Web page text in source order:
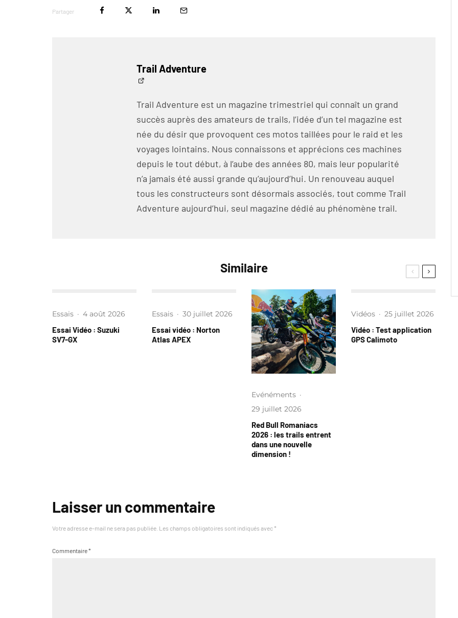
Partager
Trail Adventure
Trail Adventure est un magazine trimestriel qui connaît un grand
succès auprès des amateurs de trails, l’idée d’un tel magazine est
née du désir que provoquent ces motos taillées pour le raid et les
voyages lointains. Nous connaissons et apprécions ces machines
depuis le tout début, à l’aube des années 80, mais leur popularité
n’a jamais été aussi grande qu’aujourd’hui. Un renouveau auquel
tous les constructeurs sont désormais associés, tout comme Trail
Adventure aujourd’hui, seul magazine dédié au phénomène trail.
Similaire
Essais · 4 août 2026
Essai Vidéo : Suzuki
SV7-GX
Essais · 30 juillet 2026
Essai vidéo : Norton
Atlas APEX
Evénéments ·
29 juillet 2026
Red Bull Romaniacs
2026 : les trails entrent
dans une nouvelle
dimension !
Vidéos · 25 juillet 2026
Vidéo : Test application
GPS Calimoto
Laisser un commentaire
Votre adresse e-mail ne sera pas publiée. Les champs obligatoires sont indiqués avec *
Commentaire*